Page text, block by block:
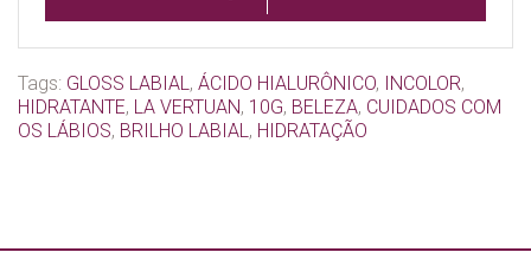
Tags: GLOSS LABIAL , ÁCIDO HIALURÔNICO, INCOLOR,
HIDRATANTE, LA VERTUAN, 10G, BELEZA, CUIDADOS COM
OS LÁBIOS, BRILHO LABIAL , HIDRATAÇÃO